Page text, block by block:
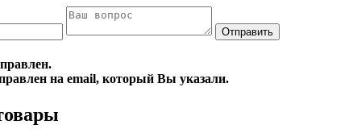
на email, который Вы указали.